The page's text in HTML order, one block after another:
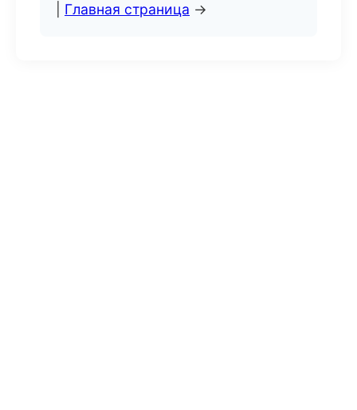
Главная страница →